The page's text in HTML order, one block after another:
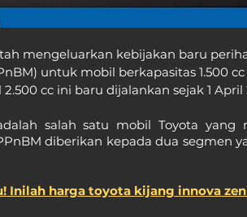
mengeluarkan kebijakan baru
untuk mobil berkapasitas 1.500
cc ini baru dijalankan sejak 1 April
salah satu mobil Toyota yang
diberikan kepada dua segmen
Inilah harga toyota kijang innova